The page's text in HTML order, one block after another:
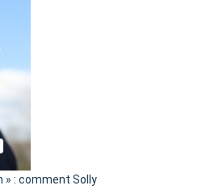
» : comment Solly